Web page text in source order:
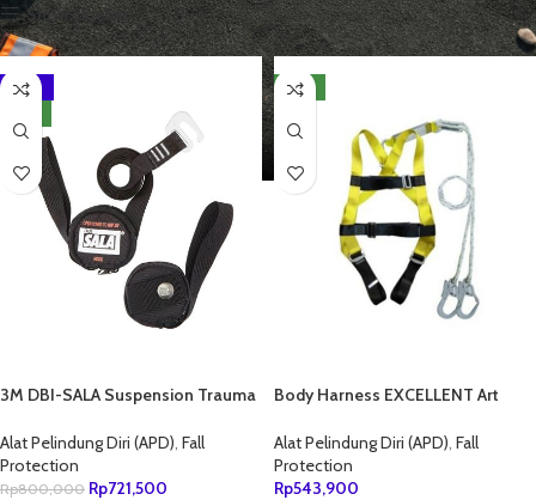
Show sidebar
-10%
3M DBI-SALA Suspension Trauma
9501403
Alat Pelindung Diri (APD) Fall
Protection
Rp800,000 Rp721,500
NEW
Body Harness EXCELLENT Art
Alat Pelindung Diri (APD) Fall
Protection
Rp543,900